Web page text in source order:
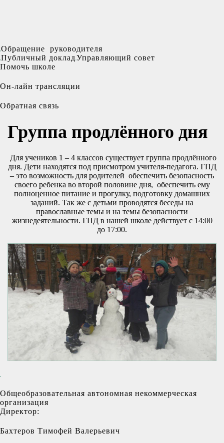
Обращение руководителя
Публичный докладУправляющий совет
Помочь школе
Он-лайн трансляции
Обратная связь
Группа продлённого дня
Для учеников 1 – 4 классов существует группа продлённого
дня. Дети находятся под присмотром учителя-педагога. ГПД
– это возможность для родителей обеспечить безопасность
своего ребенка во второй половине дня, обеспечить ему
полноценное питание и прогулку, подготовку домашних
заданий. Так же с детьми проводятся беседы на
православные темы и на темы безопасности
жизнедеятельности. ГПД в нашей школе действует с 14:00
до 17:00.
Общеобразовательная автономная некоммерческая
организация
Директор:
Бахтеров Тимофей Валерьевич